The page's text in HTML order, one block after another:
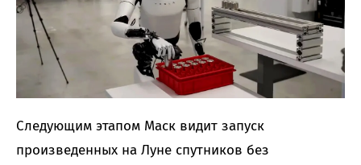
Следующим этапом Маск видит запуск
произведенных на Луне спутников без